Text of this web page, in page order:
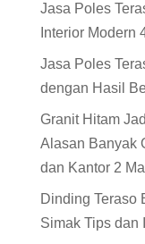
Jasa Poles
Interior Modern
Jasa Poles
dengan Hasil
Granit Hitam
Alasan Banyak
dan Kantor 2
Dinding Teraso
Simak Tips dan